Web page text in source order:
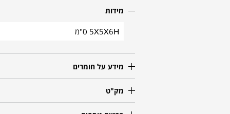
מידות
5X5X6H ס"מ
מידע על חומרים
מק"ט